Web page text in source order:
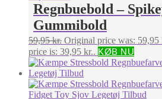
Regnbuebold –
Gummibold
59,95kr. Original price was: 59,95
price is: 39,95 kr.. KØB NU